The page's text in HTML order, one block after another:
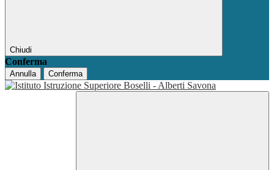
Chiudi
Conferma
Annulla Conferma